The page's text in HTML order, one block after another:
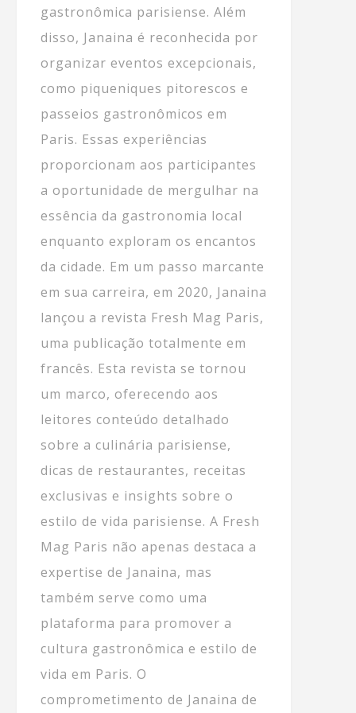
gastronômica parisiense. Além
disso, Janaina é reconhecida por
organizar eventos excepcionais,
como piqueniques pitorescos e
passeios gastronômicos em
Paris. Essas experiências
proporcionam aos participantes
a oportunidade de mergulhar na
essência da gastronomia local
enquanto exploram os encantos
da cidade. Em um passo marcante
em sua carreira, em 2020, Janaina
lançou a revista Fresh Mag Paris,
uma publicação totalmente em
francês. Esta revista se tornou
um marco, oferecendo aos
leitores conteúdo detalhado
sobre a culinária parisiense,
dicas de restaurantes, receitas
exclusivas e insights sobre o
estilo de vida parisiense. A Fresh
Mag Paris não apenas destaca a
expertise de Janaina, mas
também serve como uma
plataforma para promover a
cultura gastronômica e estilo de
vida em Paris. O
comprometimento de Janaina de